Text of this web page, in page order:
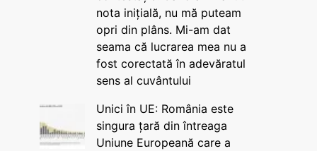
nota inițială, nu mă puteam
opri din plâns. Mi-am dat
seama că lucrarea mea nu a
fost corectată în adevăratul
sens al cuvântului
Unici în UE: România este
singura țară din întreaga
Uniune Europeană care a